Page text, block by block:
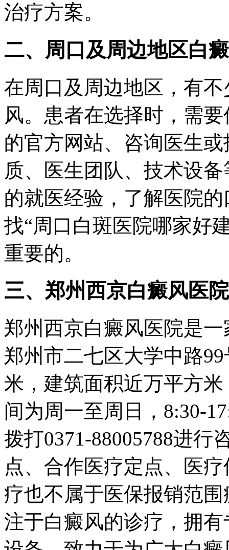
治疗方案。
二、周口及周边地区白
在周口及周边地区，有
风。患者在选择时，需
的官方网站、咨询医生
质、医生团队、技术设
的就医经验，了解医院
找“周口白斑医院哪家好
重要的。
三、郑州西京白癜风医院
郑州西京白癜风医院是
郑州市二七区大学中路
米，建筑面积近万平方
间为周一至周日，8:30-
拨打0371-88005788进行
点、合作医疗定点、医
疗也不属于医保报销范
注于白癜风的诊疗，拥